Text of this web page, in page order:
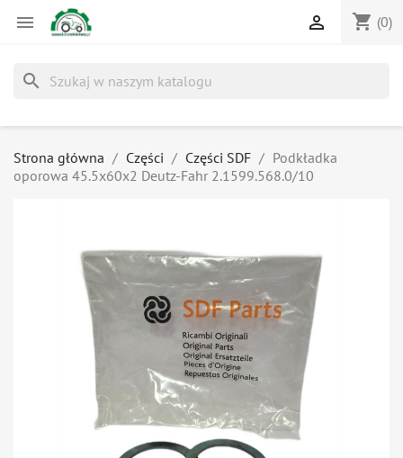
 shopping_cart (0)

search
Strona główna Części Części SDF
Podkładka
oporowa 45.5x60x2 Deutz-Fahr 2.1599.568.0/10